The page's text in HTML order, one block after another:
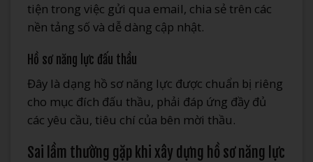
tiện trong việc gửi qua email, chia sẻ trên các
nền tảng số và dễ dàng cập nhật.
Hồ sơ năng lực đấu thầu
Đây là dạng hồ sơ năng lực được chuẩn bị riêng
cho mục đích đấu thầu, phải đáp ứng đầy đủ
các yêu cầu, tiêu chí của bên mời thầu.
Sai lầm thường gặp khi xây dựng hồ sơ năng lực